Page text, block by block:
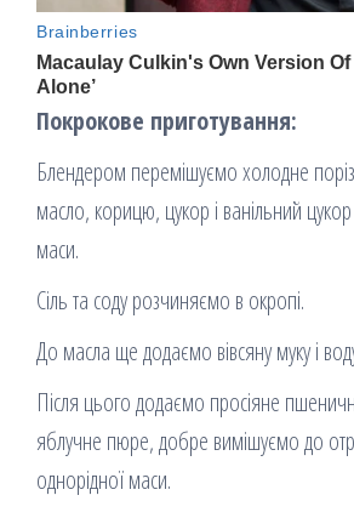
Покрокове приготування:
Блендером перемішуємо холодне
масло, корицю, цукор і ванільний
маси.
Сіль та соду розчиняємо в окропі.
До масла ще додаємо вівсяну муку і
Після цього додаємо просіяне
яблучне пюре, добре вимішуємо до
однорідної маси.